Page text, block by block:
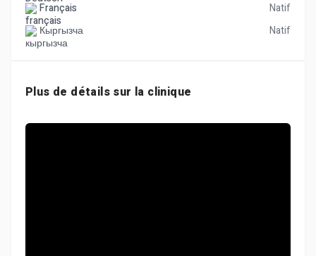
Français
Natif
Кыргызча
Natif
Plus de détails sur la clinique